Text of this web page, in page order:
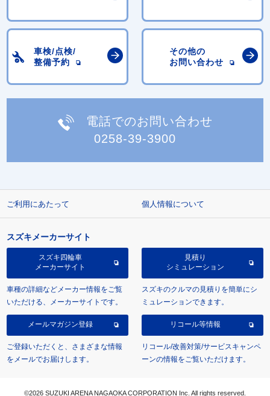
車検/点検/
整備予約
その他の
お問い合わせ
電話でのお問い合わせ
0258-39-3900
ご利用にあたって 個人情報について
スズキメーカーサイト
スズキ四輪車
メーカーサイト
車種の詳細などメーカー情報をご覧
いただける、メーカーサイトです。
見積り
シミュレーション
スズキのクルマの見積りを簡単にシ
ミュレーションできます。
メールマガジン登録
ご登録いただくと、さまざまな情報
をメールでお届けします。
リコール等情報
リコール/改善対策/サービスキャンペ
ーンの情報をご覧いただけます。
©2026 SUZUKI ARENA NAGAOKA CORPORATION Inc. All rights reserved.